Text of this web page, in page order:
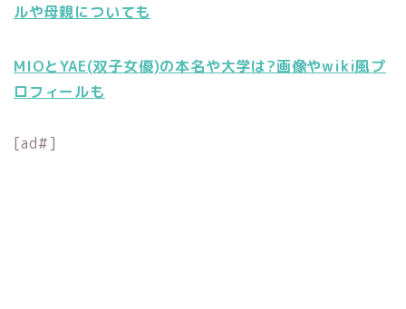
ルや母親についても
MIOとYAE(双子女優)の本名や大学は?画像やwiki風プ
ロフィールも
[ad#]